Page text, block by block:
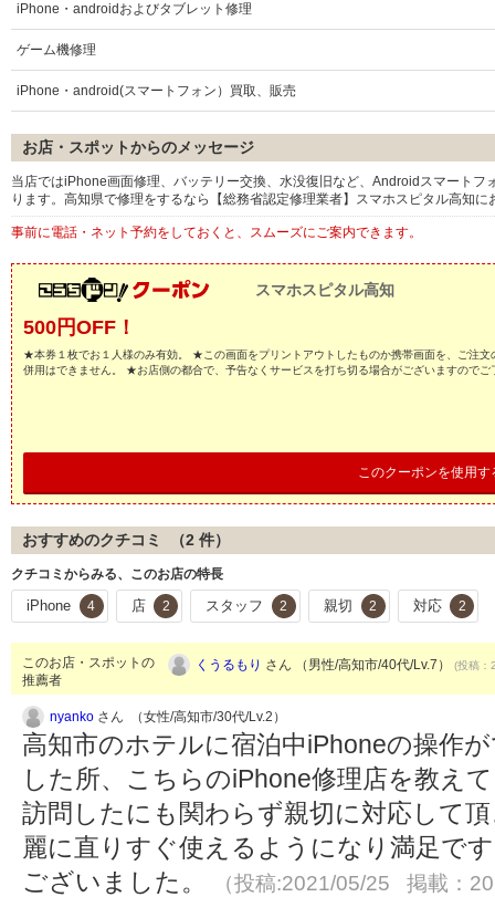
iPhone・androidおよびタブレット修理
ゲーム機修理
iPhone・android(スマートフォン）買取、販売
お店・スポットからのメッセージ
当店ではiPhone画面修理、バッテリー交換、水没復旧など、Androidスマート
ります。高知県で修理をするなら【総務省認定修理業者】スマホスピタル高知に
事前に電話・ネット予約をしておくと、スムーズにご案内できます。
スマホスピタル高知
500円OFF！
★本券１枚でお１人様のみ有効。 ★この画面をプリントアウトしたものか携帯画面を、ご注
併用はできません。 ★お店側の都合で、予告なくサービスを打ち切る場合がございますのでご
このクーポンを使用す
おすすめのクチコミ （2 件）
クチコミからみる、このお店の特長
iPhone 4 店 2 スタッフ 2 親切 2 対応 2
このお店・スポットの
推薦者
くうるもり さん （男性/高知市/40代/Lv.7） (投稿
nyanko さん （女性/高知市/30代/Lv.2）
高知市のホテルに宿泊中iPhoneの操作
した所、こちらのiPhone修理店を教え
訪問したにも関わらず親切に対応して
麗に直りすぐ使えるようになり満足で
ございました。
（投稿:2021/05/25 掲載：